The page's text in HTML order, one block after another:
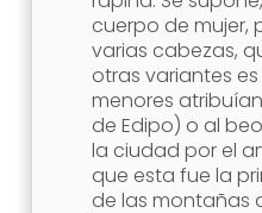
cuerpo de mujer,
varias cabezas,
otras variantes
menores
de Edipo) o al
la ciudad por el
que esta fue la
de las montañas